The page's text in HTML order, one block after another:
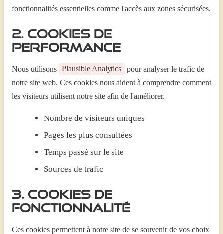
fonctionnalités essentielles comme l'accès aux zones sécurisées.
2. Cookies de
performance
Nous utilisons Plausible Analytics
pour analyser le trafic de
notre site web. Ces cookies nous aident à comprendre comment
les visiteurs utilisent notre site afin de l'améliorer.
Nombre de visiteurs uniques
Pages les plus consultées
Temps passé sur le site
Sources de trafic
3. Cookies de
fonctionnalité
Ces cookies permettent à notre site de se souvenir de vos choix